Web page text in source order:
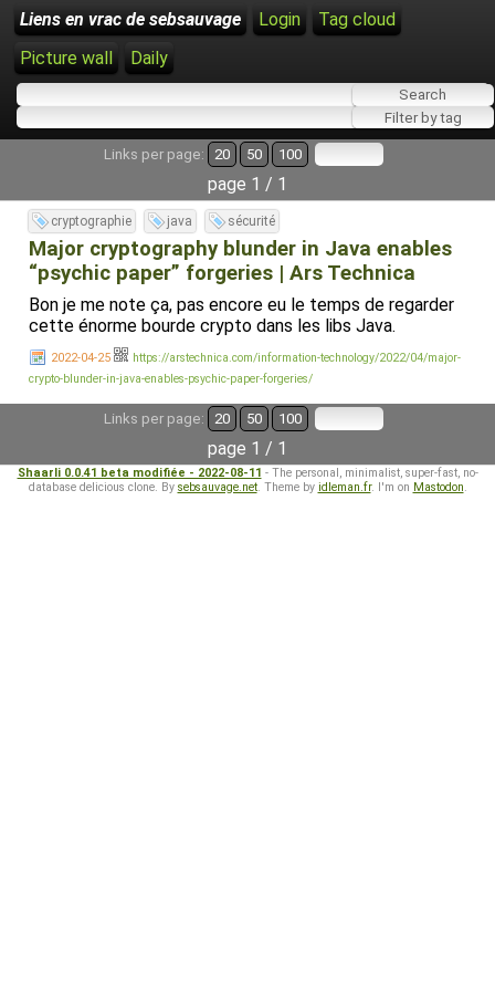
Liens en vrac de sebsauvage Login
Tag cloud
Picture wall
Daily
Links per page: 20 50 100
page 1 / 1
cryptographie java sécurité
Major cryptography blunder in Java enables
“psychic paper” forgeries | Ars Technica
Bon je me note ça, pas encore eu le temps de regarder
cette énorme bourde crypto dans les libs Java.
2022-04-25
https://arstechnica.com/information-technology/2022/04/major-
crypto-blunder-in-java-enables-psychic-paper-forgeries/
Links per page: 20 50 100
page 1 / 1
Shaarli 0.0.41 beta modifiée - 2022-08-11 - The personal, minimalist, super-fast, no-
database delicious clone. By sebsauvage.net. Theme by idleman.fr. I'm on Mastodon.